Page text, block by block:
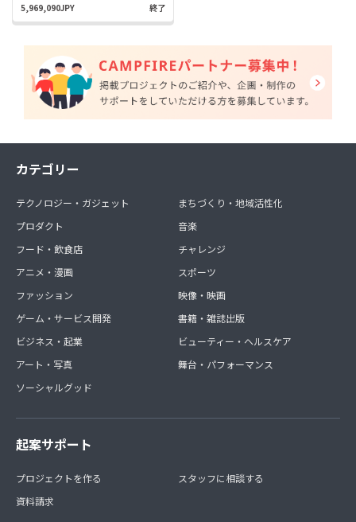
5,969,090JPY 終了
カテゴリー
テクノロジー・ガジェット
プロダクト
フード・飲食店
アニメ・漫画
ファッション
ゲーム・サービス開発
ビジネス・起業
アート・写真
ソーシャルグッド
まちづくり・地域活性化
音楽
チャレンジ
スポーツ
映像・映画
書籍・雑誌出版
ビューティー・ヘルスケア
舞台・パフォーマンス
起案サポート
プロジェクトを作る
資料請求
スタッフに相談する